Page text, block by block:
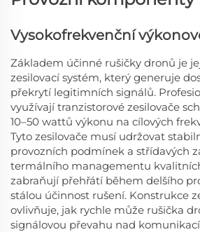
Vysokofrekvenční
Základem účinné rušičky dronů je
zesilovací systém, který generuje
překrytí legitimních signálů.
využívají tranzistorové zesilovače
10–50 wattů výkonu na cílových
Tyto zesilovače musí udržovat
provozních podmínek a střídavých
termálního managementu
zabraňují přehřátí během delšího
stálou účinnost rušení. Konstrukce
ovlivňuje, jak rychle může rušička
signálovou převahu nad komunikací